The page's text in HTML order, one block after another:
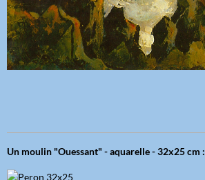
Un moulin "Ouessant" - aquarelle - 32x25 cm :